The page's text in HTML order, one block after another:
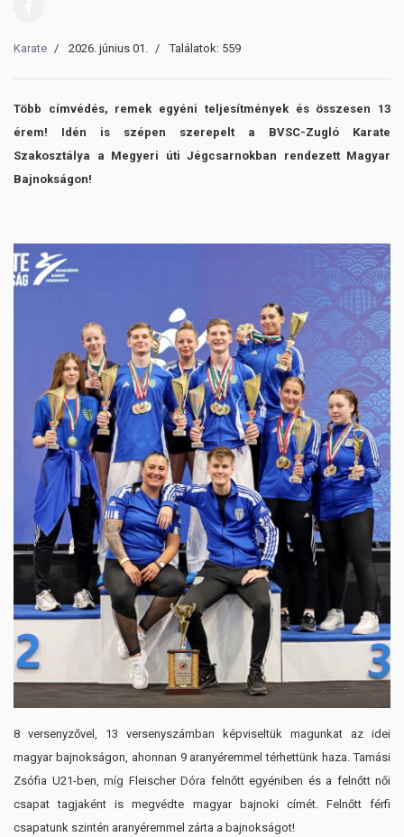
Karate 2026. június 01. Találatok: 559
Több címvédés, remek egyéni teljesítmények és összesen 13
érem! Idén is szépen szerepelt a BVSC-Zugló Karate
Szakosztálya a Megyeri úti Jégcsarnokban rendezett Magyar
Bajnokságon!
8 versenyzővel, 13 versenyszámban képviseltük magunkat az idei
magyar bajnokságon, ahonnan 9 aranyéremmel térhettünk haza. Tamási
Zsófia U21-ben, míg Fleischer Dóra felnőtt egyéniben és a felnőtt női
csapat tagjaként is megvédte magyar bajnoki címét. Felnőtt férfi
csapatunk szintén aranyéremmel zárta a bajnokságot!